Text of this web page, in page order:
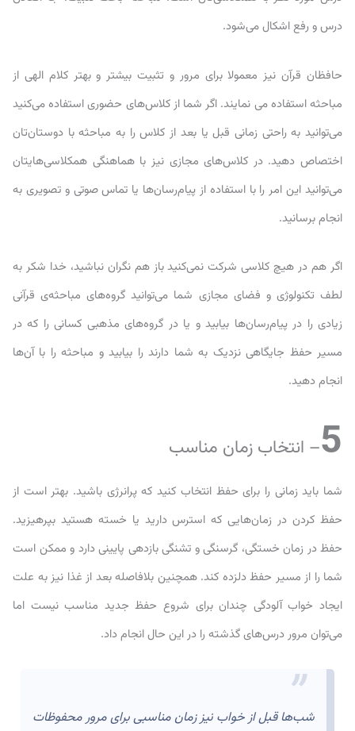
درس و رفع اشکال می‌شود.
حافظان قرآن نیز معمولا برای مرور و تثبیت بیشتر و بهتر کلام الهی از
مباحثه استفاده ‎می نمایند. اگر شما از کلاس‌های حضوری استفاده می‌کنید
می‌توانید به راحتی زمانی قبل یا بعد از کلاس را به مباحثه‌ با دوستان‌تان
اختصاص دهید. در کلاس‌های مجازی نیز با هماهنگی همکلاسی‌هایتان
می‌توانید این امر را با استفاده از پیام‌رسان‌ها یا تماس صوتی و تصویری به
انجام برسانید.
اگر هم در هیچ کلاسی شرکت نمی‌کنید باز هم نگران نباشید، خدا شکر به
لطف تکنولوژی و فضای مجازی شما می‌توانید گروه‌های مباحثه‌ی قرآنی
زیادی را در پیام‌رسان‌ها بیابید و یا در گروه‌های مذهبی کسانی را که در
مسیر حفظ جایگاهی نزدیک به شما دارند را بیابید و مباحثه را با آن‌ها
انجام دهید.
5– انتخاب زمان مناسب
شما باید زمانی را برای حفظ انتخاب کنید که پرانرژی باشید. بهتر است از
حفظ کردن در زمان‌هایی که استرس دارید یا خسته‌ هستید بپرهیزید.
حفظ در زمان خستگی، گرسنگی و تشنگی بازدهی پایینی دارد و ممکن است
شما را از مسیر حفظ دلزده کند. همچنین بلافاصله بعد از غذا نیز به علت
ایجاد خواب آلودگی چندان برای شروع حفظ جدید مناسب نیست اما
می‌توان مرور درس‌های گذشته را در این حال انجام داد.
شب‌ها قبل از خواب نیز زمان مناسبی برای مرور محفوظات